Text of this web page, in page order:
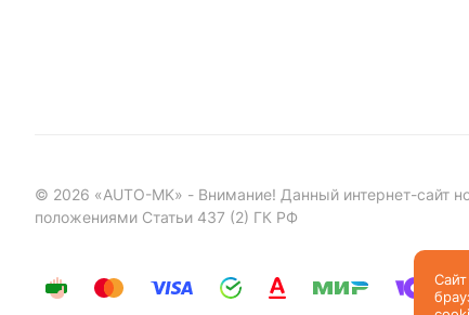
© 2026 «AUTO-MK» - Внимание! Данный интернет-сайт
положениями Статьи 437 (2) ГК РФ